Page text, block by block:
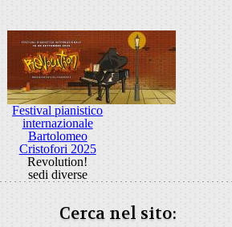
Festival pianistico
internazionale
Bartolomeo
Cristofori 2025
Revolution!
sedi diverse
Cerca nel sito: